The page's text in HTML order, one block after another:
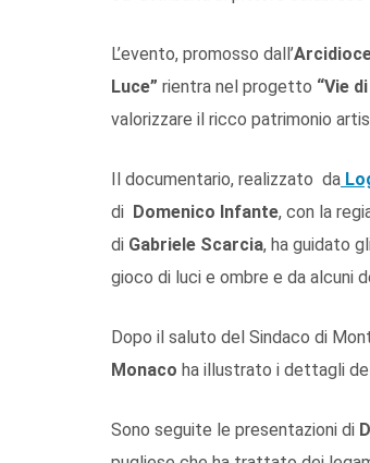
L’evento, promosso dall’
Luce” rientra nel progetto “Vie
valorizzare il ricco patrimonio
Il documentario, realizzato da
di Domenico Infante, con la
di Gabriele Scarcia, ha guidato
gioco di luci e ombre e da
Dopo il saluto del Sindaco di
Monaco ha illustrato i dettagli
Sono seguite le presentazioni di